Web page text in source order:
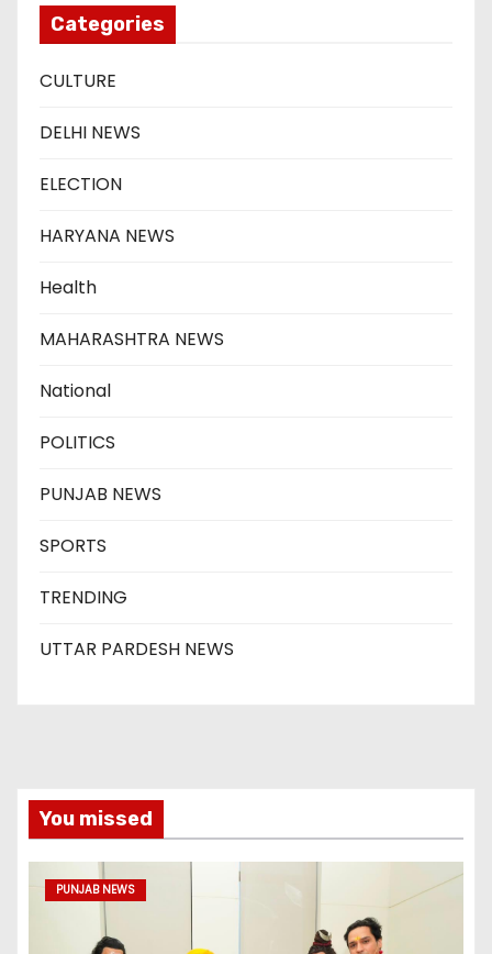
Categories
CULTURE
DELHI NEWS
ELECTION
HARYANA NEWS
Health
MAHARASHTRA NEWS
National
POLITICS
PUNJAB NEWS
SPORTS
TRENDING
UTTAR PARDESH NEWS
You missed
PUNJAB NEWS